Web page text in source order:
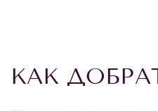
КАК